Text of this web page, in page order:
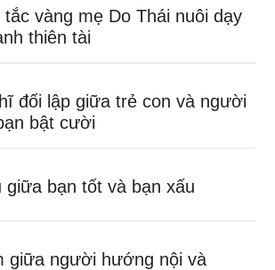
tắc vàng mẹ Do Thái nuôi dạy
thiên tài
đối lập giữa trẻ con và người
bật cười
giữa bạn tốt và bạn xấu
giữa người hướng nội và